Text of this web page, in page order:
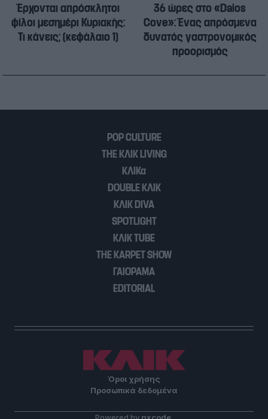
Έρχονται απρόσκλητοι
φίλοι μεσημέρι Κυριακής:
Τι κάνεις; (κεφάλαιο 1)
36 ώρες στο «Daios
Cove»: Ένας απρόσμενα
δυνατός γαστρονομικός
προορισμός
POP CULTURE
THE ΚΛΙΚ LIVING
ΚΛΙΚα
DOUBLE ΚΛΙΚ
ΚΛΙΚ DIVA
SPOTLIGHT
ΚΛΙΚ TUBE
THE KARPET SHOW
ΓΑΙΟΡΑΜΑ
EDITORIAL
Όροι χρήσης
Προσωπικά δεδομένα
Powered by nxcode